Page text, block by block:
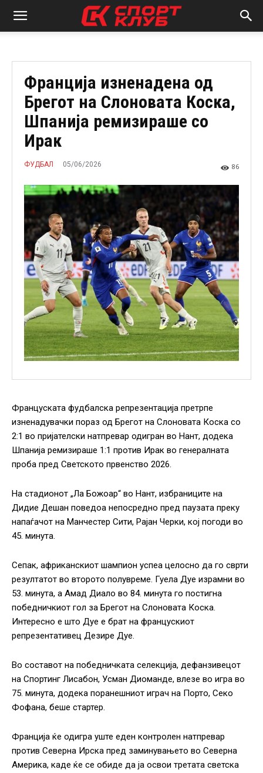
Франција изненадена од
Брегот на Слоновата Коска,
Шпанија ремизираше со
Ирак
ФУДБАЛ 05/06/2026 86
Француската фудбалска репрезентација претрпе
изненадувачки пораз од Брегот на Слоновата Коска со
2:1 во пријателски натпревар одигран во Нант, додека
Шпанија ремизираше 1:1 против Ирак во генералната
проба пред Светското првенство 2026.
На стадионот „Ла Божоар“ во Нант, избраниците на
Дидие Дешан поведоа непосредно пред паузата преку
напаѓачот на Манчестер Сити, Рајан Черки, кој погоди во
45. минута.
Сепак, африканскиот шампион успеа целосно да го сврти
резултатот во второто полувреме. Гуела Дуе израмни во
53. минута, а Амад Диало во 84. минута го постигна
победничкиот гол за Брегот на Слоновата Коска.
Интересно е што Дуе е брат на францускиот
репрезентативец Дезире Дуе.
Во составот на победничката селекција, дефанзивецот
на Спортинг Лисабон, Усман Диоманде, влезе во игра во
75. минута, додека поранешниот играч на Порто, Секо
Фофана, беше стартер.
Франција ќе одигра уште еден контролен натпревар
против Северна Ирска пред заминувањето во Северна
Америка, каде ќе се обиде да ја освои третата светска